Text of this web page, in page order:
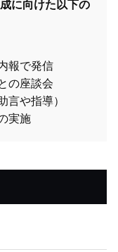
に向けた以下の
報で発信
の座談会
言や指導）
実施